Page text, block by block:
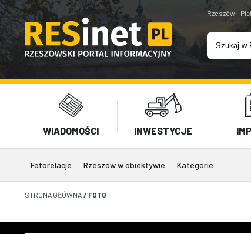
Rzeszów -
WIADOMOŚCI INWESTYCJE
Fotorelacje Rzeszów w obiektywie Kategorie
STRONA GŁÓWNA / FOTO